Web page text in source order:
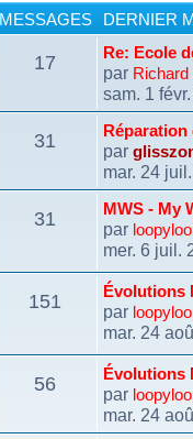
MESSAGES DERNIER
17 Re: Ecole
par Richard
sam. 1
31 par
mar. 24
31 MWS - My
par
mer. 6 juil.
151 Évolutions
par
mar. 24
56 Évolutions
par
mar. 24